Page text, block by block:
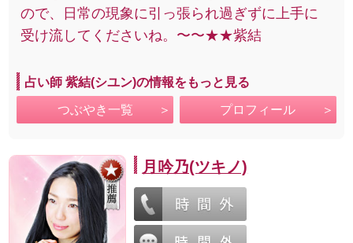
ので、日常の現象に引っ張られ過ぎずに上手に
受け流してくださいね。〜〜★★紫結
占い師 紫結(シユン)の情報をもっと見る
つぶやき一覧 プロフィール
月吟乃(ツキノ)